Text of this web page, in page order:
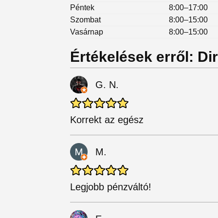
Péntek
8:00–17:00
Szombat
8:00–15:00
Vasárnap
8:00–15:00
Értékelések erről:
G. N.
Korrekt az egész
M.
Legjobb pénzváltó!